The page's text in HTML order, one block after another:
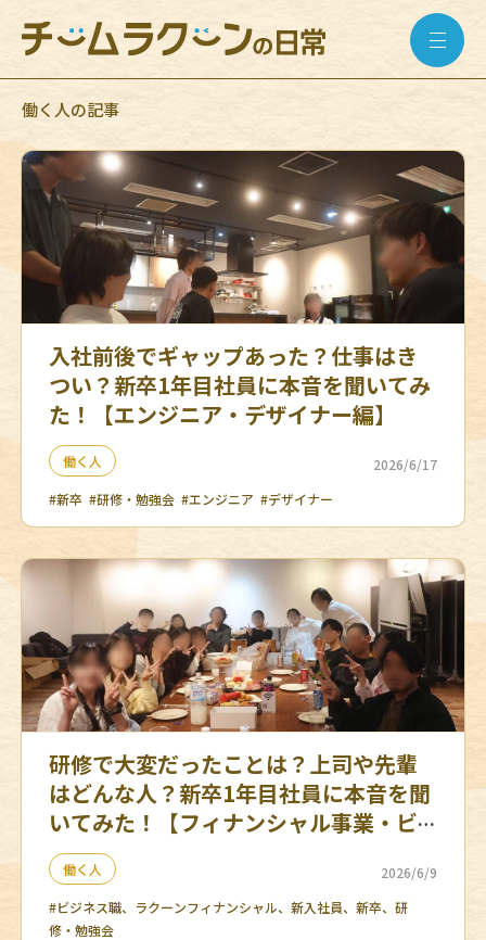
働く人の記事
入社前後でギャップあった？仕事はき
つい？新卒1年目社員に本音を聞いてみ
た！【エンジニア・デザイナー編】
働く人
2026/6/17
#新卒 #研修・勉強会 #エンジニア #デザイナー
研修で大変だったことは？上司や先輩
はどんな人？新卒1年目社員に本音を聞
いてみた！【フィナンシャル事業・ビ
ジネス職編】
働く人
2026/6/9
#ビジネス職、ラクーンフィナンシャル、新入社員、新卒、研
修・勉強会